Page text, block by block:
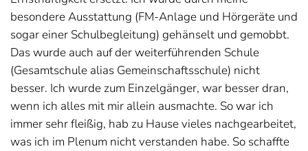
besondere Ausstattung (FM-Anlage und Hörgeräte und
sogar einer Schulbegleitung) gehänselt und gemobbt.
Das wurde auch auf der weiterführenden Schule
(Gesamtschule alias Gemeinschaftsschule) nicht
besser. Ich wurde zum Einzelgänger, war besser dran,
wenn ich alles mit mir allein ausmachte. So war ich
immer sehr fleißig, hab zu Hause vieles nachgearbeitet,
was ich im Plenum nicht verstanden habe. So schaffte